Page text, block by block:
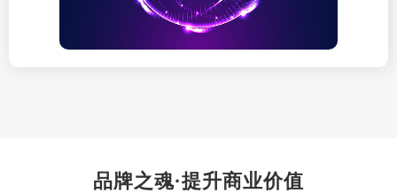
品牌之魂·提升商业价值